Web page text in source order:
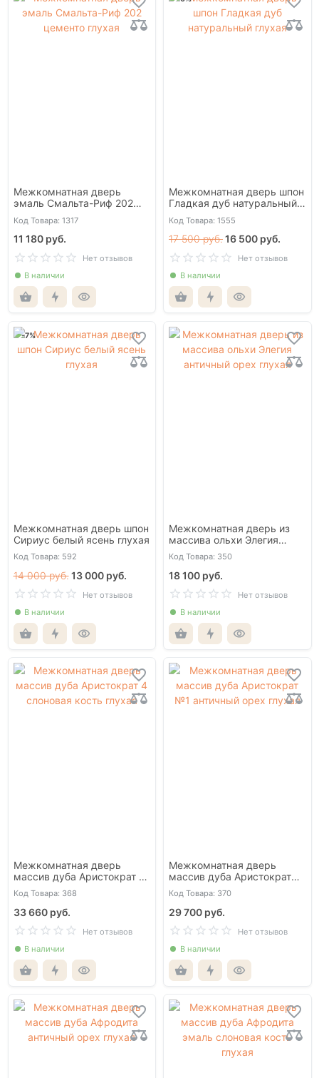
Межкомнатная дверь
эмаль Смальта-Риф 202
цементо глухая
Код Товара: 1317
11 180 руб.
Нет отзывов
В наличии
Межкомнатная дверь шпон
Гладкая дуб натуральный
Код Товара: 1555
17 500 руб.16 500 руб.
Нет отзывов
В наличии
-7%
Межкомнатная дверь шпон
Сириус белый ясень глухая
Код Товара: 592
14 000 руб. 13 000 руб.
Нет отзывов
В наличии
Межкомнатная дверь из
массива ольхи Элегия
античный орех глухая
Код Товара: 350
18 100 руб.
Нет отзывов
В наличии
Межкомнатная дверь
массив дуба Аристократ 4
слоновая кость глухая
Код Товара: 368
33 660 руб.
Нет отзывов
В наличии
Межкомнатная дверь
массив дуба Аристократ
№1 античный орех глухая
Код Товара: 370
29 700 руб.
Нет отзывов
В наличии